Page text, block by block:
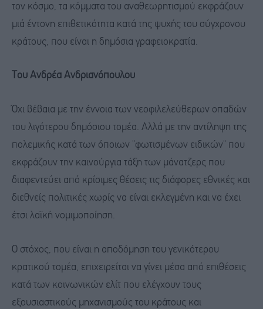
τον κόσμο, τα κόμματα του αναθεωρητισμού εκφράζουν
μιά έντονη επιθετικότητα κατά της ψυχής του σύγχρονου
κράτους, που είναι η δημόσια γραφειοκρατία.
Του Ανδρέα Ανδριανόπουλου
Όχι βέβαια με την έννοια των νεοφιλελεύθερων οπαδών
του λιγότερου δημόσιου τομέα. Αλλά με την αντίληψη της
πολεμικής κατά των όποιων "φωτισμένων ειδικών" που
εκφράζουν την καινούργια τάξη των μάνατζερς που
διαφεντεύει από κρίσιμες θέσεις τις διάφορες εθνικές και
διεθνείς πολιτικές χωρίς να είναι εκλεγμένη και να έχει
έτσι λαϊκή νομιμοποίηση.
Ο στόχος, που είναι η αποδόμηση του γενικότερου
κρατικού τομέα, επιχειρείται να γίνει μέσα από επιθέσεις
κατά των κοινωνικών ελίτ που ελέγχουν τους
εξουσιαστικούς μηχανισμούς του κράτους και